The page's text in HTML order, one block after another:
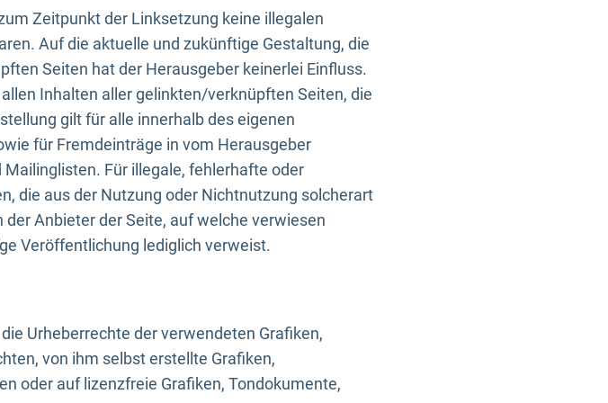
Zeitpunkt der Linksetzung keine illegalen
Auf die aktuelle und zukünftige Gestaltung, die
Seiten hat der Herausgeber keinerlei Einfluss.
Inhalten aller gelinkten/verknüpften Seiten, die
gilt für alle innerhalb des eigenen
für Fremdeinträge in vom Herausgeber
Für illegale, fehlerhafte oder
die aus der Nutzung oder Nichtnutzung solcherart
Anbieter der Seite, auf welche verwiesen
Veröffentlichung lediglich verweist.
Urheberrechte der verwendeten Grafiken,
von ihm selbst erstellte Grafiken,
oder auf lizenzfreie Grafiken, Tondokumente,